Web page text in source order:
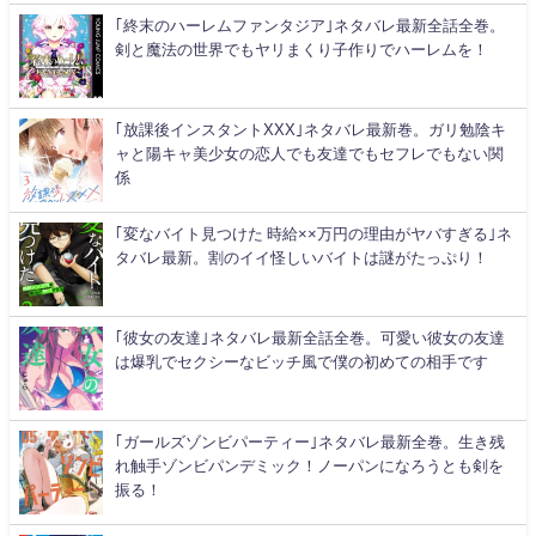
｢終末のハーレムファンタジア｣ネタバレ最新全話全巻。
剣と魔法の世界でもヤリまくり子作りでハーレムを！
｢放課後インスタントXXX｣ネタバレ最新巻。ガリ勉陰キ
ャと陽キャ美少女の恋人でも友達でもセフレでもない関
係
｢変なバイト見つけた 時給××万円の理由がヤバすぎる｣ネ
タバレ最新。割のイイ怪しいバイトは謎がたっぷり！
｢彼女の友達｣ネタバレ最新全話全巻。可愛い彼女の友達
は爆乳でセクシーなビッチ風で僕の初めての相手です
｢ガールズゾンビパーティー｣ネタバレ最新全巻。生き残
れ触手ゾンビパンデミック！ノーパンになろうとも剣を
振る！